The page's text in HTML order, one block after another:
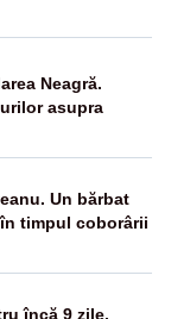
Neagră.
asupra
Un bărbat
timpul coborârii
încă 9 zile.